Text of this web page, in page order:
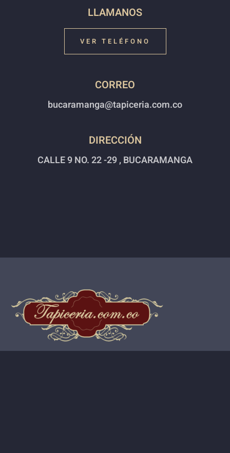
LLAMANOS
VER TELÉFONO
CORREO
bucaramanga@tapiceria.com.co
DIRECCIÓN
CALLE 9 NO. 22 -29 , BUCARAMANGA